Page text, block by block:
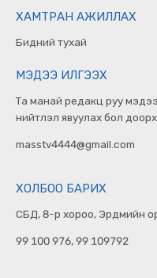
ХАМТРАН АЖИЛЛАХ
Бидний тухай
МЭДЭЭ ИЛГЭЭХ
Та манай редакц руу
нийтлэл явуулах бол доорх
masstv4444@gmail.com
ХОЛБОО БАРИХ
СБД, 8-р хороо, Эрдмийн
99 100 976, 99 109792